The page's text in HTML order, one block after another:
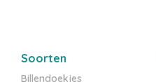
Soorten
Billendoekjes